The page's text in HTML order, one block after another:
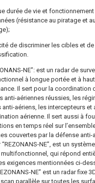
durée de vie et
(résistance au piratage et au
de discriminer les cibles et
NE”: est un radar de
à longue portée et à
Il sert pour la coordination
anti-aériennes réussies, les
anti-aériens, les intercepteurs et
aérienne. Il sert aussi à
en temps réel sur
couvertes par la défense anti-
NE”, est un
qui répond
exigences mentionnées ci-
NE” est un radar fixe
scan parallèle sur toutes les